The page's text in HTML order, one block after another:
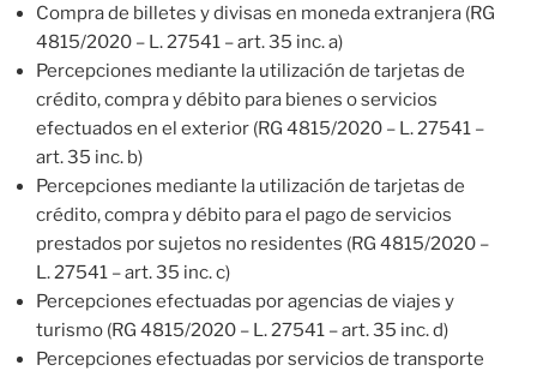
Compra de billetes y divisas en moneda extranjera (RG
4815/2020 – L. 27541 – art. 35 inc. a)
Percepciones mediante la utilización de tarjetas de
crédito, compra y débito para bienes o servicios
efectuados en el exterior (RG 4815/2020 – L. 27541 –
art. 35 inc. b)
Percepciones mediante la utilización de tarjetas de
crédito, compra y débito para el pago de servicios
prestados por sujetos no residentes (RG 4815/2020 –
L. 27541 – art. 35 inc. c)
Percepciones efectuadas por agencias de viajes y
turismo (RG 4815/2020 – L. 27541 – art. 35 inc. d)
Percepciones efectuadas por servicios de transporte